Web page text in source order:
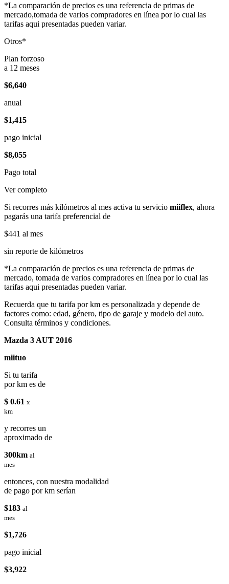
*La comparación de precios es una referencia de primas de
mercado,tomada de varios compradores en línea por lo cual las
tarifas aqui presentadas pueden variar.
Otros*
Plan forzoso
a 12 meses
$6,640
anual
$1,415
pago inicial
$8,055
Pago total
Ver completo
Si recorres más kilómetros al mes activa tu servicio miiflex, ahora
pagarás una tarifa preferencial de
$441 al mes
sin reporte de kilómetros
*La comparación de precios es una referencia de primas de
mercado, tomada de varios compradores en línea por lo cual las
tarifas aqui presentadas pueden variar.
Recuerda que tu tarifa por km es personalizada y depende de
factores como: edad, género, tipo de garaje y modelo del auto.
Consulta términos y condiciones.
Mazda 3 AUT 2016
miituo
Si tu tarifa
por km es de
$ 0.61 x
km
y recorres un
aproximado de
300km al
mes
entonces, con nuestra modalidad
de pago por km serían
$183 al
mes
$1,726
pago inicial
$3,922